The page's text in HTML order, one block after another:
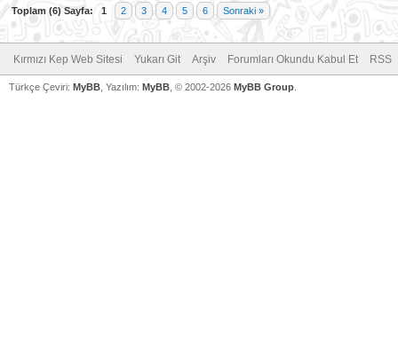
Toplam (6) Sayfa: 1 2 3 4 5 6 Sonraki »
Kırmızı Kep Web Sitesi Yukarı Git Arşiv Forumları Okundu Kabul Et RSS
Türkçe Çeviri: MyBB , Yazılım: MyBB , © 2002-2026 MyBB Group